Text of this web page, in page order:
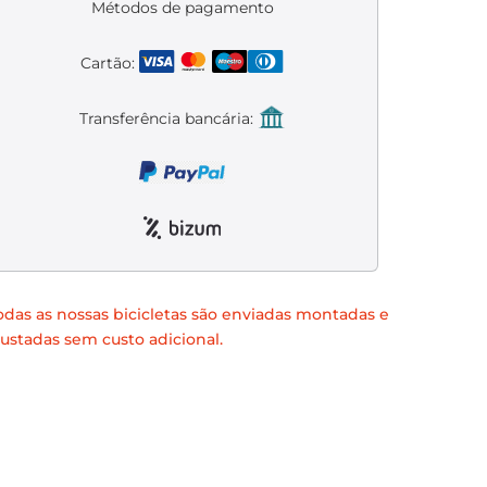
Métodos de pagamento
Cartão:
Transferência bancária:
as nossas bicicletas são enviadas montadas e
sem custo adicional.